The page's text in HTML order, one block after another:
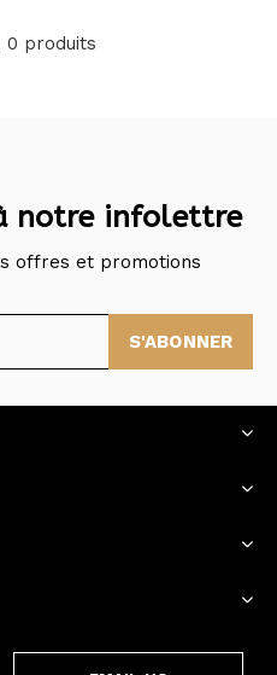
0 produits
notre infolettre
offres et promotions
S'ABONNER